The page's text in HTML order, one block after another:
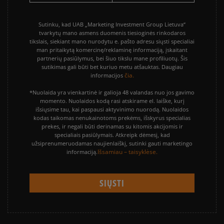
Sutinku, kad UAB „Marketing Investment Group Lietuva“
tvarkytų mano asmens duomenis tiesioginės rinkodaros
tikslais, siekiant mano nurodytu e. pašto adresu siųsti specialiai
man pritaikytą komercinę/reklaminę informaciją, įskaitant
partnerių pasiūlymus, bei šiuo tikslu mane profiliuotų. Šis
sutikimas gali būti bet kuriuo metu atšauktas. Daugiau
informacijos čia.
*Nuolaida yra vienkartinė ir galioja 48 valandas nuo jos gavimo
momento. Nuolaidos kodą rasi atskirame el. laiške, kurį
išsiųsime tau, kai paspausi aktyvinimo nuorodą. Nuolaidos
kodas taikomas nenukainotoms prekėms, išskyrus specialias
prekes, ir negali būti derinamas su kitomis akcijomis ir
specialiais pasiūlymais. Atkreipk dėmesį, kad
užsiprenumeruodamas naujienlaiškį, sutinki gauti marketingo
informaciją.Išsamiau – taisyklėse.